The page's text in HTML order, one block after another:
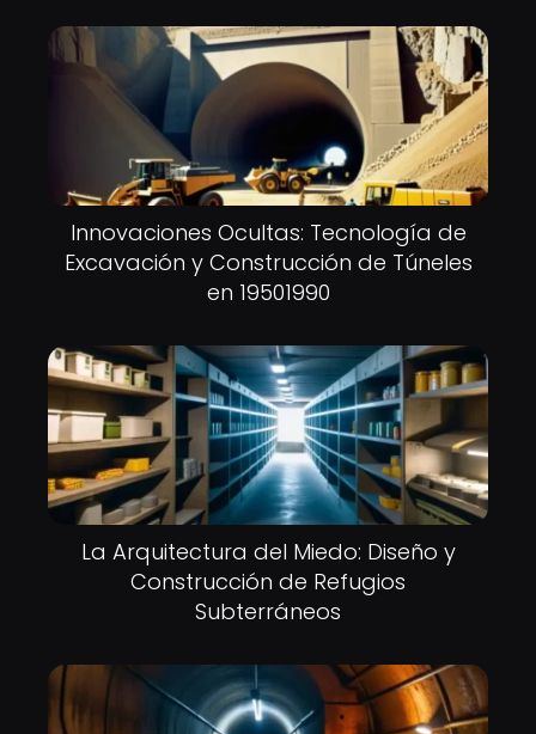
Innovaciones Ocultas: Tecnología de
Excavación y Construcción de Túneles
en 19501990
La Arquitectura del Miedo: Diseño y
Construcción de Refugios
Subterráneos